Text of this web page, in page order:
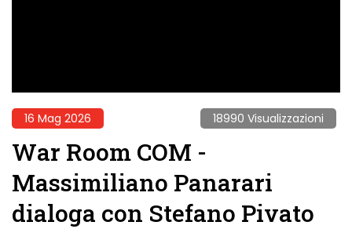
16 Mag 2026 18990 Visualizzazioni
War Room COM -
Massimiliano Panarari
dialoga con Stefano Pivato